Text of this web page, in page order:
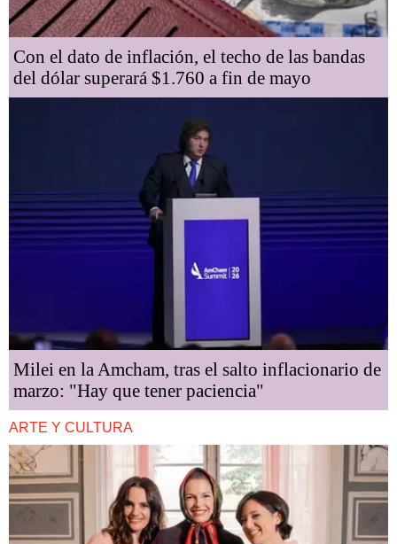
Con el dato de inflación, el techo de las bandas
del dólar superará $1.760 a fin de mayo
Milei en la Amcham, tras el salto inflacionario de
marzo: "Hay que tener paciencia"
ARTE Y CULTURA